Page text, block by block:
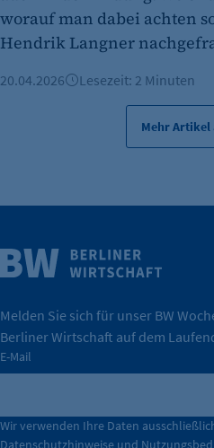
der Berliner Wirtschaft.
Durch ihre Perspektiven wird
konkret bedeutet – und wie die
tatsächlich unterstützt.
Wirtschaft.
Weitere Infos
worauf man dabei achten
Hendrik Langner
20.04.2026 Lesezeit: 2 Minuten
Mehr Artikel
Melden Sie sich für unser BW
Berliner Wirtschaft auf dem
E-Mail
Wir verwenden Ihre Daten
Datenschutzhinweise und